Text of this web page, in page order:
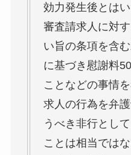
効力発生後とは
審査請求人に対
い旨の条項を含
に基づき慰謝料
ことなどの事情
求人の行為を弁
うべき非行とし
ことは相当では